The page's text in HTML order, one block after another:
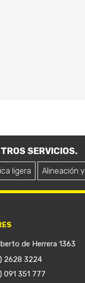
SERVICIOS.
ligera Alineación
de Herrera 1363
2628 3224
091 351 777